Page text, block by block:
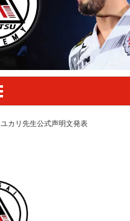
ユカリ先生公式声明文発表